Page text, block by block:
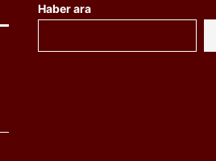
Haber ara